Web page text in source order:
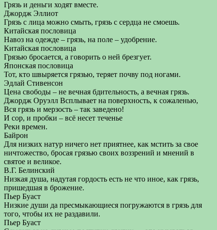
Грязь и деньги ходят вместе.
Джордж Эллиот
Грязь с лица можно смыть, грязь с сердца не смоешь.
Китайская пословица
Навоз на одежде – грязь, на поле – удобрение.
Китайская пословица
Грязью бросается, а говорить о ней брезгует.
Японская пословица
Тот, кто швыряется грязью, теряет почву под ногами.
Эдлай Стивенсон
Цена свободы – не вечная бдительность, а вечная грязь.
Джордж Оруэлл Всплывает на поверхность, к сожаленью,
Вся грязь и мерзость – так заведено!
И сор, и пробки – всё несет теченье
Реки времен.
Байрон
Для низких натур ничего нет приятнее, как мстить за свое
ничтожество, бросая грязью своих воззрений и мнений в
святое и великое.
В.Г. Белинский
Низкая душа, надутая гордость есть не что иное, как грязь,
пришедшая в брожение.
Пьер Буаст
Низкие души да пресмыкающиеся погружаются в грязь для
того, чтобы их не раздавили.
Пьер Буаст